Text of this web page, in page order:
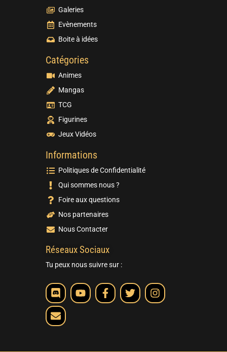
Galeries
Evènements
Boite à idées
Catégories
Animes
Mangas
TCG
Figurines
Jeux Vidéos
Informations
Politiques de Confidentialité
Qui sommes nous ?
Foire aux questions
Nos partenaires
Nous Contacter
Réseaux Sociaux
Tu peux nous suivre sur :